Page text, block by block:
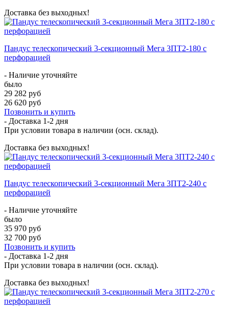
Доставка без выходных!
Пандус телескопический 3-секционный Мега 3ПТ2-180 с
перфорацией
- Наличие уточняйте
было
29 282 руб
26 620 руб
Позвонить и купить
- Доставка 1-2 дня
При условии товара в наличии (осн. склад).
Доставка без выходных!
Пандус телескопический 3-секционный Мега 3ПТ2-240 с
перфорацией
- Наличие уточняйте
было
35 970 руб
32 700 руб
Позвонить и купить
- Доставка 1-2 дня
При условии товара в наличии (осн. склад).
Доставка без выходных!